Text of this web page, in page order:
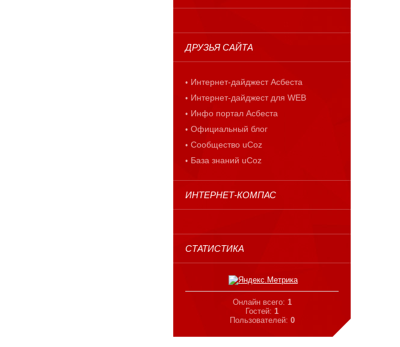
ДРУЗЬЯ САЙТА
Интернет-дайджест Асбеста
Интернет-дайджест для WEB
Инфо портал Асбеста
Официальный блог
Сообщество uCoz
База знаний uCoz
ИНТЕРНЕТ-КОМПАС
СТАТИСТИКА
Онлайн всего: 1
Гостей: 1
Пользователей: 0